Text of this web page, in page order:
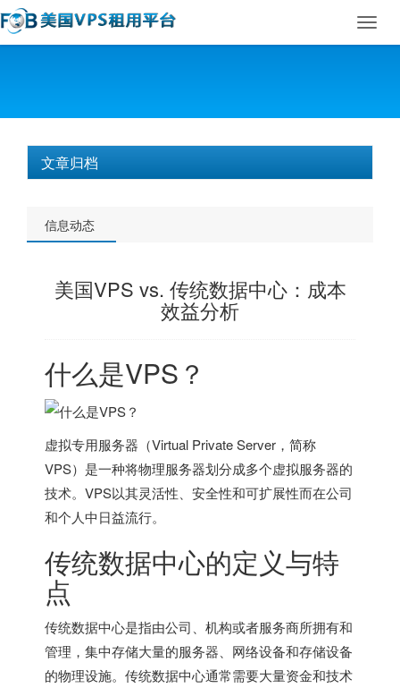
文章归档
信息动态
美国VPS vs. 传统数据中心：成本
效益分析
什么是VPS？
虚拟专用服务器（Virtual Private Server，简称
VPS）是一种将物理服务器划分成多个虚拟服务器的
技术。VPS以其灵活性、安全性和可扩展性而在公司
和个人中日益流行。
传统数据中心的定义与特
点
传统数据中心是指由公司、机构或者服务商所拥有和
管理，集中存储大量的服务器、网络设备和存储设备
的物理设施。传统数据中心通常需要大量资金和技术